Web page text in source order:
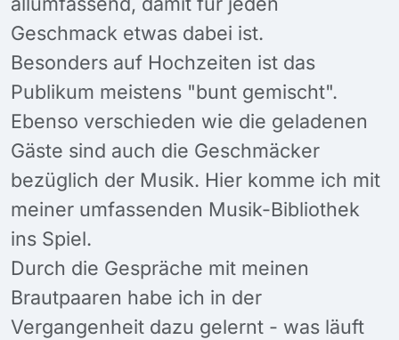
Geschmack etwas dabei ist.
Besonders auf Hochzeiten ist das
Publikum meistens "bunt gemischt".
Ebenso verschieden wie die geladenen
Gäste sind auch die Geschmäcker
bezüglich der Musik. Hier komme ich mit
meiner umfassenden Musik-Bibliothek
ins Spiel.
Durch die Gespräche mit meinen
Brautpaaren habe ich in der
Vergangenheit dazu gelernt - was läuft